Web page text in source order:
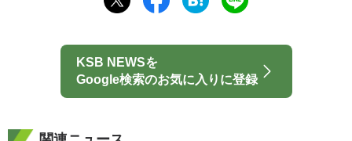
KSB NEWSを
Google検索のお気に入りに登録